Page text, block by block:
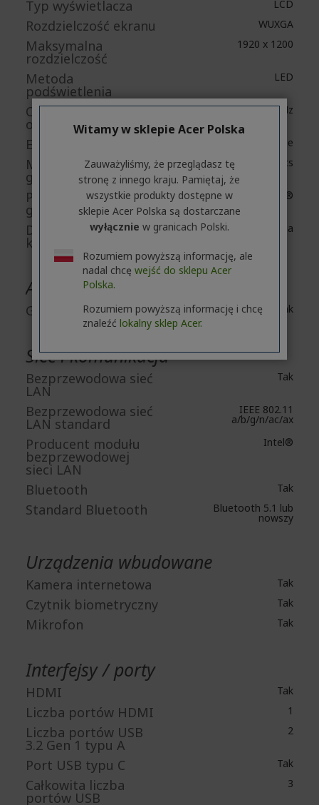
Typ wyświetlacza LCD
Rozdzielczość ekranu WUXGA
Maksymalna
rozdzielczość
1920 x 1200
Metoda
podświetlenia
LED
Częstotliwość
odświeżania ekranu
60 Hz
Ekran dotykowy Nie
Model karty
graficznej
UHD Graphics
Producent karty
graficznej
Intel®
Dostępność pamięci
karty graficznej
współdzielona
Audio
Głośniki Tak
Sieć i komunikacja
Bezprzewodowa sieć
LAN
Tak
Bezprzewodowa sieć
LAN standard
IEEE 802.11
a/b/g/n/ac/ax
Producent modułu
bezprzewodowej
sieci LAN
Intel®
Bluetooth Tak
Standard Bluetooth Bluetooth 5.1 lub
nowszy
Urządzenia wbudowane
Kamera internetowa Tak
Czytnik biometryczny Tak
Mikrofon Tak
Interfejsy / porty
HDMI Tak
Liczba portów HDMI 1
Liczba portów USB
3.2 Gen 1 typu A
2
Port USB typu C Tak
Całkowita liczba
portów USB
3
Witamy w sklepie Acer Polska
Zauważyliśmy, że przeglądasz tę
stronę z innego kraju. Pamiętaj, że
wszystkie produkty dostępne w
sklepie Acer Polska są dostarczane
wyłącznie w granicach Polski.
Rozumiem powyższą informację, ale
nadal chcę wejść do sklepu Acer
Polska.
Rozumiem powyższą informację i chcę
znaleźć lokalny sklep Acer.